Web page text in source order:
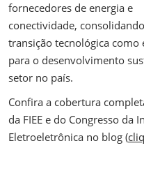
fornecedores de energia e
conectividade,
transição tecnológica como
para o desenvolvimento
setor no país.
Confira a cobertura
da FIEE e do Congresso da
Eletroeletrônica no blog (